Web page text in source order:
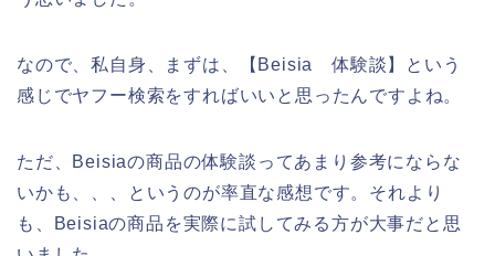
なので、私自身、まずは、【Beisia 体験談】という
感じでヤフー検索をすればいいと思ったんですよね。
ただ、Beisiaの商品の体験談ってあまり参考にならな
いかも、、、というのが率直な感想です。それより
も、Beisiaの商品を実際に試してみる方が大事だと思